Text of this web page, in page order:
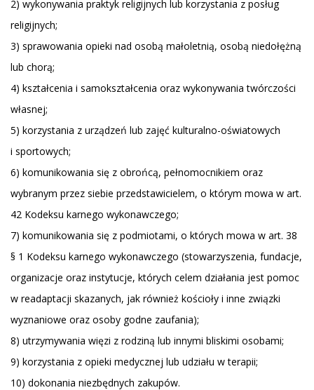
2) wykonywania praktyk religijnych lub korzystania z posług
religijnych;
3) sprawowania opieki nad osobą małoletnią, osobą niedołężną
lub chorą;
4) kształcenia i samokształcenia oraz wykonywania twórczości
własnej;
5) korzystania z urządzeń lub zajęć kulturalno-oświatowych
i sportowych;
6) komunikowania się z obrońcą, pełnomocnikiem oraz
wybranym przez siebie przedstawicielem, o którym mowa w art.
42 Kodeksu karnego wykonawczego;
7) komunikowania się z podmiotami, o których mowa w art. 38
§ 1 Kodeksu karnego wykonawczego (stowarzyszenia, fundacje,
organizacje oraz instytucje, których celem działania jest pomoc
w readaptacji skazanych, jak również kościoły i inne związki
wyznaniowe oraz osoby godne zaufania);
8) utrzymywania więzi z rodziną lub innymi bliskimi osobami;
9) korzystania z opieki medycznej lub udziału w terapii;
10) dokonania niezbędnych zakupów.